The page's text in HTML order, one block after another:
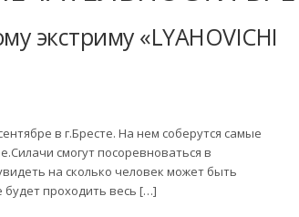
экстриму «LYAHOVICHI
в г.Бресте. На нем соберутся самые
смогут посоревноваться в
на сколько человек может быть
проходить весь […]